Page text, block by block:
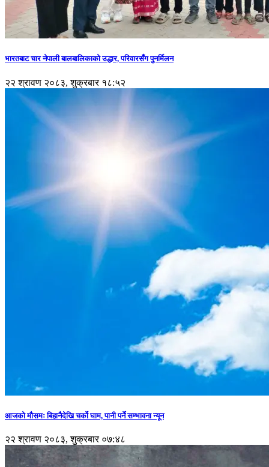
भारतबाट चार नेपाली बालबालिकाको उद्धार, परिवारसँग पुनर्मिलन
२२ श्रावण २०८३, शुक्रबार १८:५२
आजको मौसमः बिहानैदेखि चर्को घाम, पानी पर्ने सम्भावना न्यून
२२ श्रावण २०८३, शुक्रबार ०७:४८